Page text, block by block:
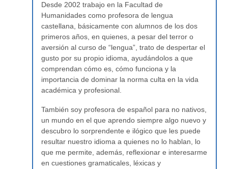
Desde 2002 trabajo en la Facultad de
Humanidades como profesora de lengua
castellana, básicamente con alumnos de los dos
primeros años, en quienes, a pesar del terror o
aversión al curso de “lengua”, trato de despertar el
gusto por su propio idioma, ayudándolos a que
comprendan cómo es, cómo funciona y la
importancia de dominar la norma culta en la vida
académica y profesional.
También soy profesora de español para no nativos,
un mundo en el que aprendo siempre algo nuevo y
descubro lo sorprendente e ilógico que les puede
resultar nuestro idioma a quienes no lo hablan, lo
que me permite, además, reflexionar e interesarme
en cuestiones gramaticales, léxicas y